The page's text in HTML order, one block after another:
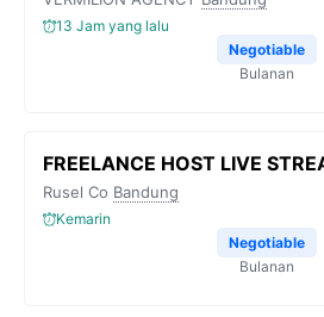
13 Jam yang lalu
Negotiable
Bulanan
FREELANCE HOST LIVE
Rusel Co Bandung
Kemarin
Negotiable
Bulanan